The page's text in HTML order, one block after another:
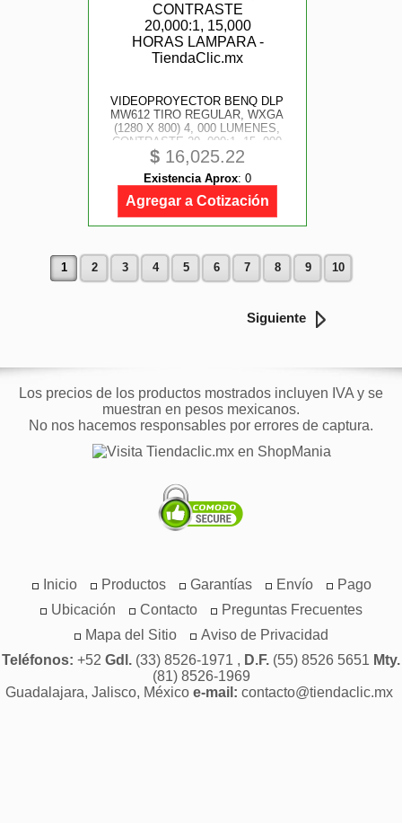
VIDEOPROYECTOR BENQ DLP
MW612 TIRO REGULAR, WXGA
(1280 X 800) 4, 000 LUMENES,
CONTRASTE 20, 000:1, 15, 000
HORAS LAMPARA
$ 16,025.22
Existencia Aprox: 0
Agregar a Cotización
1 2 3 4 5 6 7 8 9 10
Siguiente
Los precios de los productos mostrados incluyen IVA y se
muestran en pesos mexicanos.
No nos hacemos responsables por errores de captura.
Inicio Productos Garantías Envío
Pago
Ubicación
Contacto
Preguntas Frecuentes
Mapa del Sitio
Aviso de Privacidad
Teléfonos: +52 Gdl. (33) 8526-1971 , D.F. (55) 8526 5651 Mty.
(81) 8526-1969
Guadalajara, Jalisco, México e-mail: contacto@tiendaclic.mx